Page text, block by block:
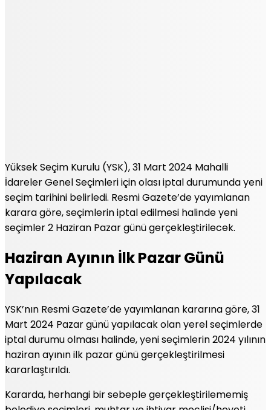
Yüksek Seçim Kurulu (YSK), 31 Mart 2024 Mahalli
İdareler Genel Seçimleri için olası iptal durumunda yeni
seçim tarihini belirledi. Resmi Gazete’de yayımlanan
karara göre, seçimlerin iptal edilmesi halinde yeni
seçimler 2 Haziran Pazar günü gerçekleştirilecek.
Haziran Ayının İlk Pazar Günü
Yapılacak
YSK’nın Resmi Gazete’de yayımlanan kararına göre, 31
Mart 2024 Pazar günü yapılacak olan yerel seçimlerde
iptal durumu olması halinde, yeni seçimlerin 2024 yılının
haziran ayının ilk pazar günü gerçekleştirilmesi
kararlaştırıldı.
Kararda, herhangi bir sebeple gerçekleştirilememiş